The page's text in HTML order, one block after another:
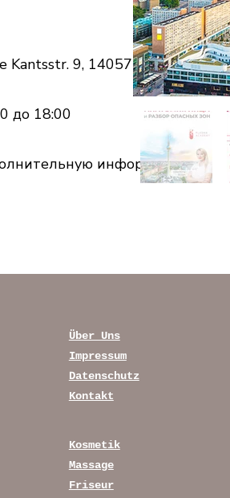
Kantsstr. 9, 14057 Berlin
до 18:00
информацию!
Über Uns
Impressum
Datenschutz
Kontakt
Kosmetik
Massage
Friseur